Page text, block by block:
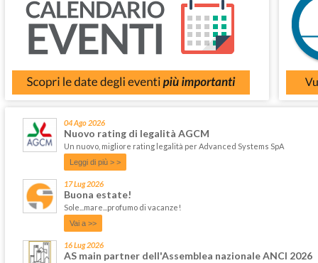
04 Ago 2026
Nuovo rating di legalità AGCM
Un nuovo, migliore rating legalità per Advanced Systems SpA
Leggi di più > >
17 Lug 2026
Buona estate!
Sole...mare...profumo di vacanze!
Vai a >>
16 Lug 2026
AS main partner dell'Assemblea nazionale ANCI 2026